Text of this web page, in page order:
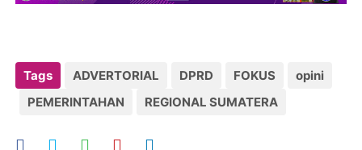
Tags ADVERTORIAL DPRD FOKUS
opini
PEMERINTAHAN
REGIONAL SUMATERA